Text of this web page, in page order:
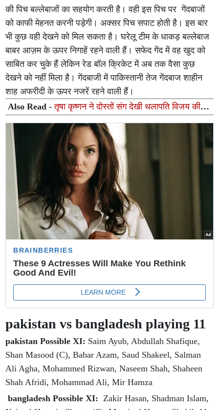
की पिच बल्लेबाजों का सहयोग करती है। वही इस पिच पर गेंदबाजों
को काफी मेहनत करनी पड़ेगी। अक्सर पिच सपाट होती है। इस बार
भी कुछ वही देखने को मिल सकता है। घरेलू टीम के धाकड़ बल्लेबाज
बाबर आज़म के ऊपर निगाहें रहने वाली हैं। सफेद गेंद में वह खुद को
साबित कर चुके हैं लेकिन रेड बॉल क्रिकेट में अब तक वैसा कुछ
देखने को नहीं मिला है। गेंदबाजी में पाकिस्तानी तेज गेंदबाज शाहीन
शाह अफरीदी के ऊपर नजरें रहने वाली हैं।
Also Read -तृषा कृष्णन ने दोस्तों संग देखी थलापति विजय की
'जना नायकन', फर्स्ट डे शो के बाद शेयर की खास सेल्फी
pakistan vs bangladesh playing 11
pakistan Possible XI: Saim Ayub, Abdullah Shafique,
Shan Masood (C), Babar Azam, Saud Shakeel, Salman
Ali Agha, Mohammed Rizwan, Naseem Shah, Shaheen
Shah Afridi, Mohammad Ali, Mir Hamza
bangladesh Possible XI:Zakir Hasan, Shadman Islam,